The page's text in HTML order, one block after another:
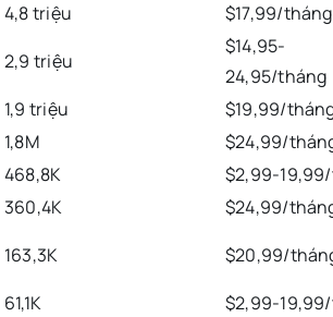
4,8 triệu
$17,99/tháng
2,9 triệu
$14,95-
24,95/tháng
1,9 triệu
$19,99/
1,8M
$24,99/
468,8K
$2,99-
360,4K
$24,99/
163,3K
$20,99/
61,1K $2,99-